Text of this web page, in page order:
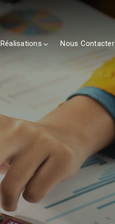
Réalisations Nous Contacter